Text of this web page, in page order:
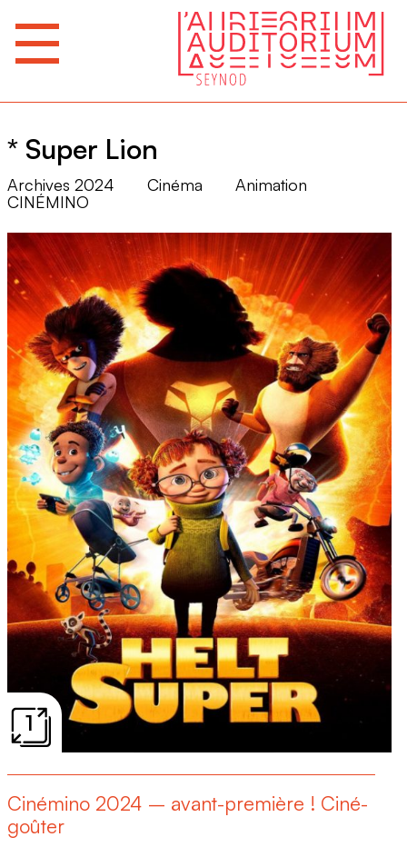
* Super Lion
Archives 2024 Cinéma
Animation
CINÉMINO
1
Cinémino 2024 – avant-première ! Ciné-
goûter